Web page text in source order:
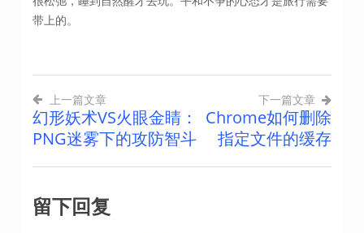
带上的。
文
章
航
上一篇文章
幻形妖术VS火眼金睛：
PNG迷雾下的攻防智斗
下一篇文章
Chrome如何删除
指定文件的缓存
留下回复